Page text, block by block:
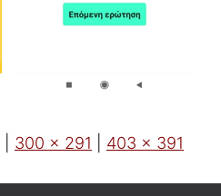
300 × 291 403 × 391